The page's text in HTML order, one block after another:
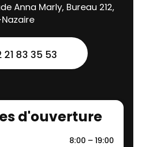
Anna Marly, Bureau 212,
21 83 35 53
d'ouverture
8:00 – 19:00